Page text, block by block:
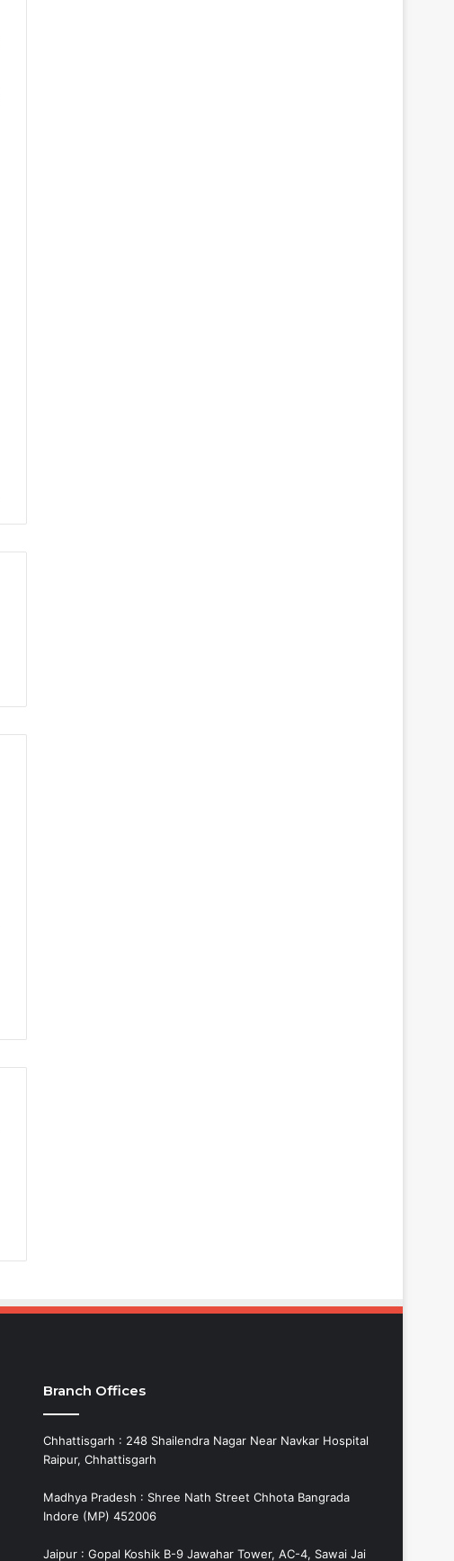
Branch Offices
Chhattisgarh : 248 Shailendra Nagar Near Navkar Hospital
Raipur, Chhattisgarh
Madhya Pradesh : Shree Nath Street Chhota Bangrada
Indore (MP) 452006
Jaipur : Gopal Koshik B-9 Jawahar Tower, AC-4, Sawai Jai